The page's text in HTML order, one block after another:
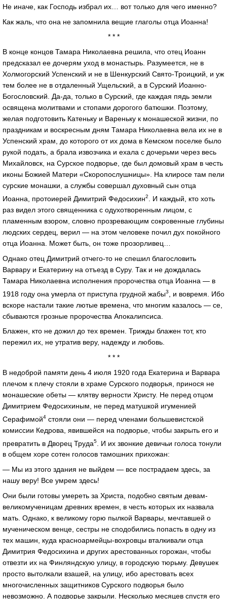
Не иначе, как Господь избрал их… вот только для чего именно?
Как жаль, что она не запомнила вещие глаголы отца Иоанна!
* * *
В конце концов Тамара Николаевна решила, что отец Иоанн
предсказал ее дочерям уход в монастырь. Разумеется, не в
Холмогорский Успенский и не в Шенкурский Свято-Троицкий, и уж
тем более не в отдаленный Ущельский, а в Сурский Иоанно-
Богословский. Да-да, только в Сурский, где каждая пядь земли
освящена молитвами и стопами дорогого батюшки. Поэтому,
желая подготовить Катеньку и Вареньку к монашеской жизни, по
праздникам и воскресным дням Тамара Николаевна вела их не в
Успенский храм, до которого от их дома в Кемском поселке было
рукой подать, а брала извозчика и ехала с дочерьми через весь
Михайловск, на Сурское подворье, где был домовый храм в честь
иконы Божией Матери «Скоропослушницы». На клиросе там пели
сурские монашки, а службы совершал духовный сын отца
Иоанна, протоиерей Димитрий Федосихин2
. И каждый, кто хоть
раз видел этого священника с одухотворенным лицом, с
пламенным взором, словно прозревающим сокровенные глубины
людских сердец, верил — на этом человеке почил дух покойного
отца Иоанна. Может быть, он тоже прозорливец…
Однако отец Димитрий отчего-то не спешил благословить
Варвару и Екатерину на отъезд в Суру. Так и не дождалась
Тамара Николаевна исполнения пророчества отца Иоанна — в
1918 году она умерла от приступа грудной жабы3
, и вовремя. Ибо
вскоре настали такие лютые времена, что многим казалось — се,
сбываются грозные пророчества Апокалипсиса.
Блажен, кто не дожил до тех времен. Трижды блажен тот, кто
пережил их, не утратив веру, надежду и любовь.
* * *
В недоброй памяти день 4 июля 1920 года Екатерина и Варвара
плечом к плечу стояли в храме Сурского подворья, принося не
монашеские обеты — клятву верности Христу. Не перед отцом
Димитрием Федосихиным, не перед матушкой игуменией
Серафимой4 стояли они — перед членами большевистской
комиссии Кедрова, явившейся на подворье, чтобы закрыть его и
превратить в Дворец Труда5
. И их звонкие девичьи голоса тонули
в общем хоре сотен голосов тамошних прихожан:
— Мы из этого здания не выйдем — все пострадаем здесь, за
нашу веру! Все умрем здесь!
Они были готовы умереть за Христа, подобно святым девам-
великомученицам древних времен, в честь которых их назвала
мать. Однако, к великому горю пылкой Варвары, мечтавшей о
мученическом венце, сестры не сподобились попасть в одну из
тех машин, куда красноармейцы-вохровцы вталкивали отца
Димитрия Федосихина и других арестованных горожан, чтобы
отвезти их на Финляндскую улицу, в городскую тюрьму. Девушек
просто вытолкали взашей, на улицу, ибо арестовать всех
многочисленных защитников Сурского подворья было
невозможно. А подворье закрыли. Несколько месяцев спустя его